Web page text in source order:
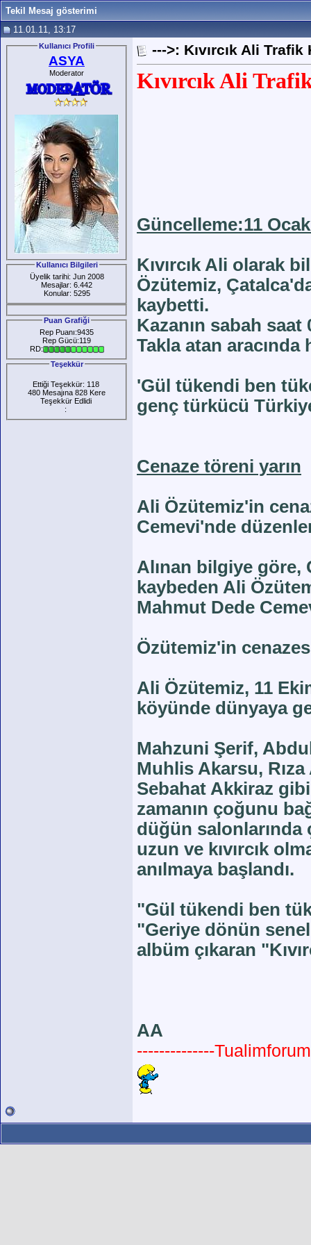
Tekil Mesaj gösterimi
11.01.11, 13:17
Kullanıcı Profili
ASYA
Moderator
Kullanıcı Bilgileri
Üyelik tarihi: Jun 2008
Mesajlar: 6.442
Konular: 5295
Puan Grafiği
Rep Puanı:9435
Rep Gücü:119
RD:
Teşekkür
Ettiği Teşekkür: 118
480 Mesajına 828 Kere
Teşekkür Edlidi
:
--->: Kıvırcık Ali Trafik
Kıvırcık Ali
Güncelleme:11
Kıvırcık Ali olarak
Özütemiz,
kaybetti.
Kazanın sabah
Takla atan aracında
'Gül tükendi ben
genç türkücü
Cenaze töreni yarın
Ali Özütemiz'in
Cemevi'nde
Alınan bilgiye göre,
kaybeden Ali
Mahmut Dede
Özütemiz'in
Ali Özütemiz, 11
köyünde dünyaya
Mahzuni Şerif,
Muhlis Akarsu,
Sebahat Akkiraz
zamanın çoğunu
düğün salonlarında
uzun ve kıvırcık
anılmaya başlandı.
"Gül tükendi ben
"Geriye dönün
albüm çıkaran
AA
--------------